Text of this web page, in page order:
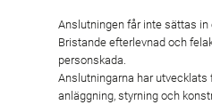
Anslutningen får inte sättas in
Bristande efterlevnad och
personskada.
Anslutningarna har
anläggning, styrning och